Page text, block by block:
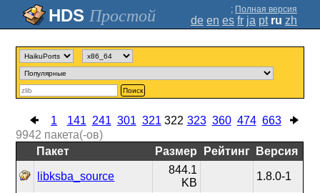
Простой ; Полная версия
de en es fr ja pt ru zh
Поиск
1 141 241 301 321 322 323 360 474 663
9942 пакета(-ов)
Пакет
Размер Рейтинг Версия
libksba_source
844.1
KB
1.8.0-1